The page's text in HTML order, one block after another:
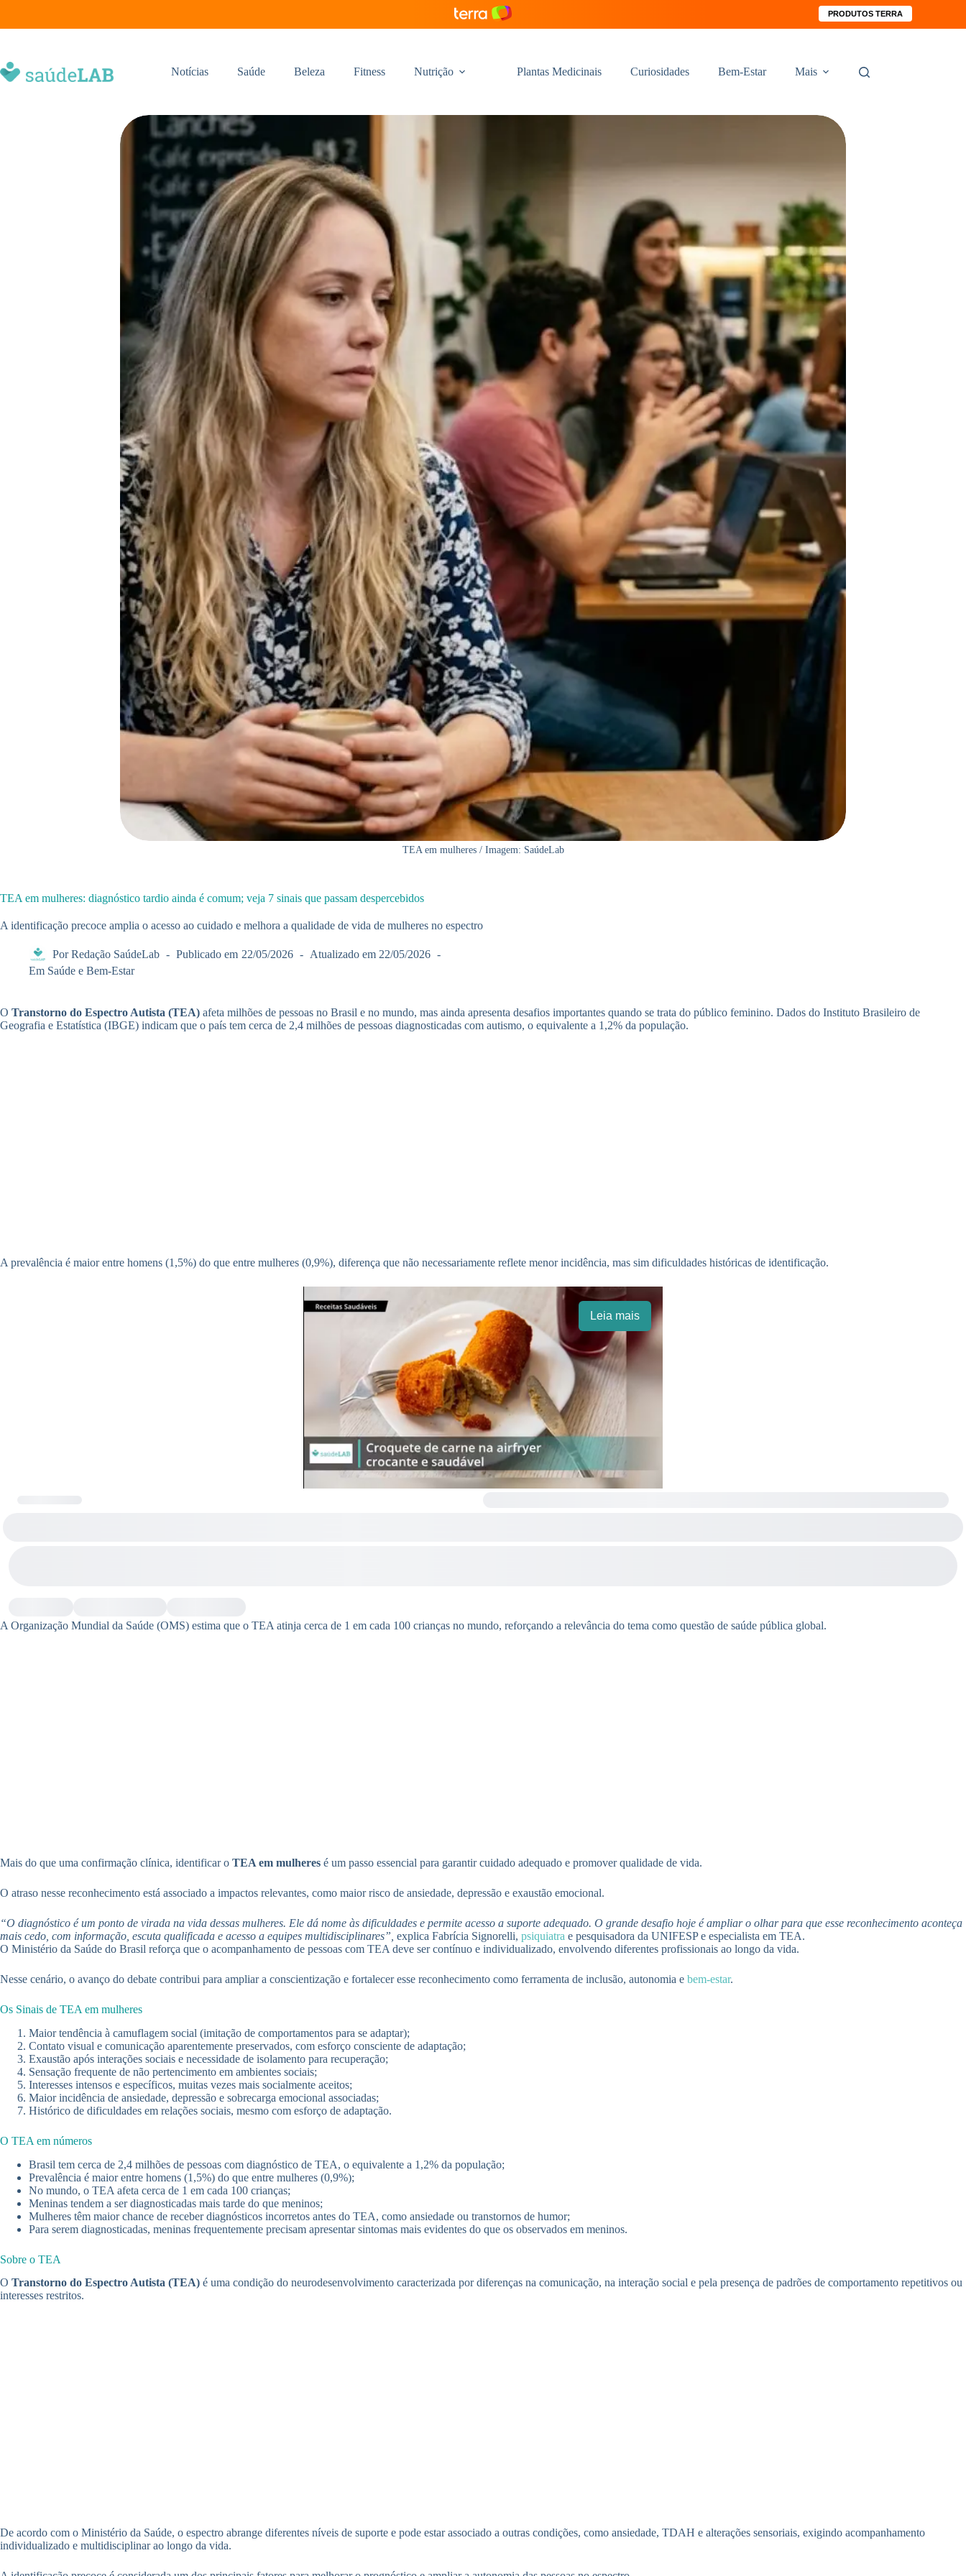
PRODUTOS TERRA
Notícias Saúde Beleza Fitness Nutrição Plantas Medicinais Curiosidades Bem-Estar Mais
TEA em mulheres / Imagem: SaúdeLab
TEA em mulheres: diagnóstico tardio ainda é comum; veja 7 sinais que passam despercebidos
A identificação precoce amplia o acesso ao cuidado e melhora a qualidade de vida de mulheres no espectro
Por Redação SaúdeLab Publicado em 22/05/2026 Atualizado em 22/05/2026
Em Saúde e Bem-Estar
O Transtorno do Espectro Autista (TEA) afeta milhões de pessoas no Brasil e no mundo, mas ainda apresenta desafios importantes quando se trata do público feminino. Dados do Instituto Brasileiro de
Geografia e Estatística (IBGE) indicam que o país tem cerca de 2,4 milhões de pessoas diagnosticadas com autismo, o equivalente a 1,2% da população.
A prevalência é maior entre homens (1,5%) do que entre mulheres (0,9%), diferença que não necessariamente reflete menor incidência, mas sim dificuldades históricas de identificação.
Leia mais
A Organização Mundial da Saúde (OMS) estima que o TEA atinja cerca de 1 em cada 100 crianças no mundo, reforçando a relevância do tema como questão de saúde pública global.
Mais do que uma confirmação clínica, identificar o TEA em mulheres é um passo essencial para garantir cuidado adequado e promover qualidade de vida.
O atraso nesse reconhecimento está associado a impactos relevantes, como maior risco de ansiedade, depressão e exaustão emocional.
“O diagnóstico é um ponto de virada na vida dessas mulheres. Ele dá nome às dificuldades e permite acesso a suporte adequado. O grande desafio hoje é ampliar o olhar para que esse reconhecimento aconteça
mais cedo, com informação, escuta qualificada e acesso a equipes multidisciplinares”, explica Fabrícia Signorelli, psiquiatra e pesquisadora da UNIFESP e especialista em TEA.
O Ministério da Saúde do Brasil reforça que o acompanhamento de pessoas com TEA deve ser contínuo e individualizado, envolvendo diferentes profissionais ao longo da vida.
Nesse cenário, o avanço do debate contribui para ampliar a conscientização e fortalecer esse reconhecimento como ferramenta de inclusão, autonomia e bem-estar.
Os Sinais de TEA em mulheres
Maior tendência à camuflagem social (imitação de comportamentos para se adaptar);
Contato visual e comunicação aparentemente preservados, com esforço consciente de adaptação;
Exaustão após interações sociais e necessidade de isolamento para recuperação;
Sensação frequente de não pertencimento em ambientes sociais;
Interesses intensos e específicos, muitas vezes mais socialmente aceitos;
Maior incidência de ansiedade, depressão e sobrecarga emocional associadas;
Histórico de dificuldades em relações sociais, mesmo com esforço de adaptação.
O TEA em números
Brasil tem cerca de 2,4 milhões de pessoas com diagnóstico de TEA, o equivalente a 1,2% da população;
Prevalência é maior entre homens (1,5%) do que entre mulheres (0,9%);
No mundo, o TEA afeta cerca de 1 em cada 100 crianças;
Meninas tendem a ser diagnosticadas mais tarde do que meninos;
Mulheres têm maior chance de receber diagnósticos incorretos antes do TEA, como ansiedade ou transtornos de humor;
Para serem diagnosticadas, meninas frequentemente precisam apresentar sintomas mais evidentes do que os observados em meninos.
Sobre o TEA
O Transtorno do Espectro Autista (TEA) é uma condição do neurodesenvolvimento caracterizada por diferenças na comunicação, na interação social e pela presença de padrões de comportamento repetitivos ou
interesses restritos.
De acordo com o Ministério da Saúde, o espectro abrange diferentes níveis de suporte e pode estar associado a outras condições, como ansiedade, TDAH e alterações sensoriais, exigindo acompanhamento
individualizado e multidisciplinar ao longo da vida.